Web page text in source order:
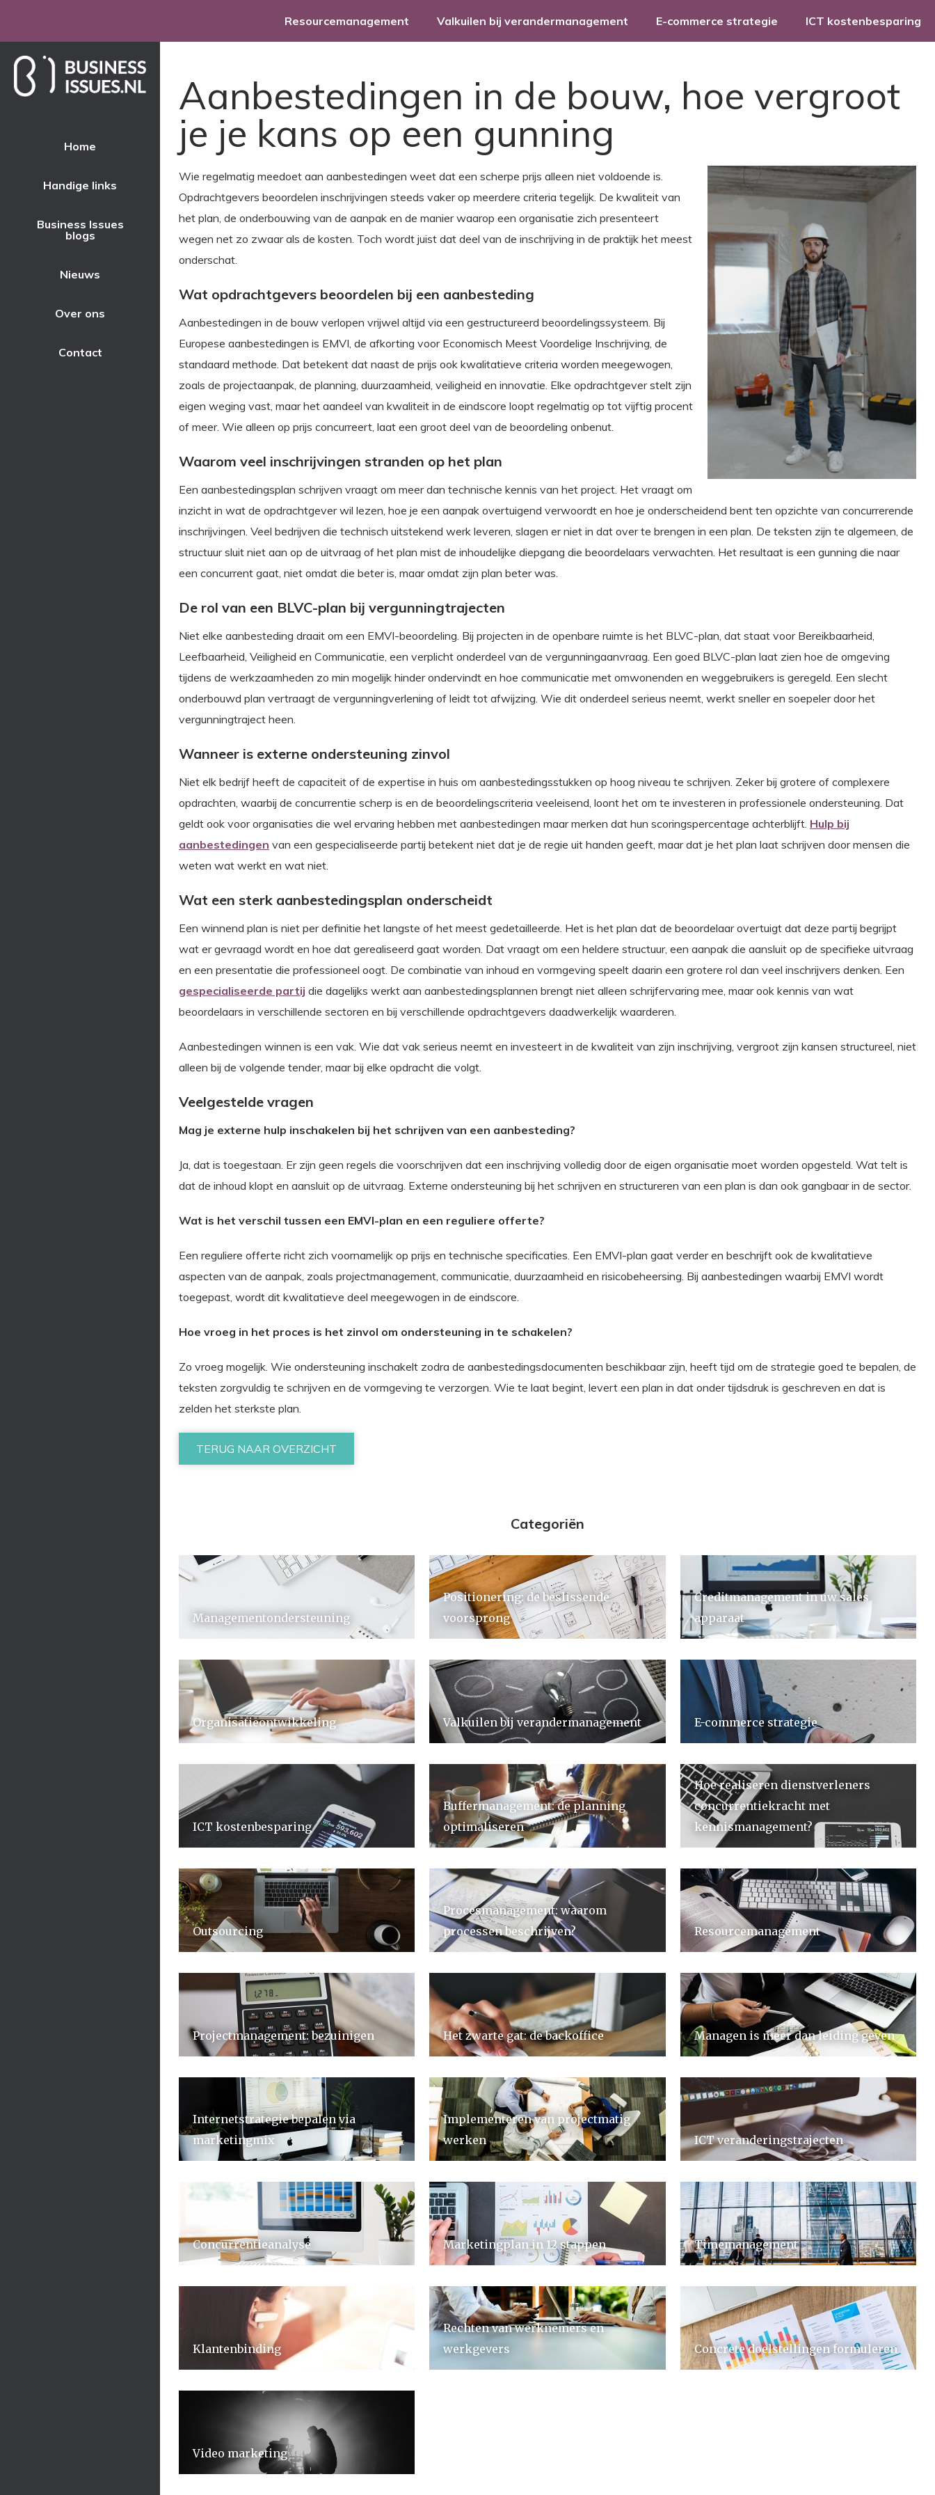
Resourcemanagement Valkuilen bij verandermanagement E-commerce strategie ICT kostenbesparing
Home
Handige links
Business Issues
blogs
Nieuws
Over ons
Contact
Aanbestedingen in de bouw, hoe vergroot
je je kans op een gunning
Wie regelmatig meedoet aan aanbestedingen weet dat een scherpe prijs alleen niet voldoende is.
Opdrachtgevers beoordelen inschrijvingen steeds vaker op meerdere criteria tegelijk. De kwaliteit van
het plan, de onderbouwing van de aanpak en de manier waarop een organisatie zich presenteert
wegen net zo zwaar als de kosten. Toch wordt juist dat deel van de inschrijving in de praktijk het meest
onderschat.
Wat opdrachtgevers beoordelen bij een aanbesteding
Aanbestedingen in de bouw verlopen vrijwel altijd via een gestructureerd beoordelingssysteem. Bij
Europese aanbestedingen is EMVI, de afkorting voor Economisch Meest Voordelige Inschrijving, de
standaard methode. Dat betekent dat naast de prijs ook kwalitatieve criteria worden meegewogen,
zoals de projectaanpak, de planning, duurzaamheid, veiligheid en innovatie. Elke opdrachtgever stelt zijn
eigen weging vast, maar het aandeel van kwaliteit in de eindscore loopt regelmatig op tot vijftig procent
of meer. Wie alleen op prijs concurreert, laat een groot deel van de beoordeling onbenut.
Waarom veel inschrijvingen stranden op het plan
Een aanbestedingsplan schrijven vraagt om meer dan technische kennis van het project. Het vraagt om
inzicht in wat de opdrachtgever wil lezen, hoe je een aanpak overtuigend verwoordt en hoe je onderscheidend bent ten opzichte van concurrerende
inschrijvingen. Veel bedrijven die technisch uitstekend werk leveren, slagen er niet in dat over te brengen in een plan. De teksten zijn te algemeen, de
structuur sluit niet aan op de uitvraag of het plan mist de inhoudelijke diepgang die beoordelaars verwachten. Het resultaat is een gunning die naar
een concurrent gaat, niet omdat die beter is, maar omdat zijn plan beter was.
De rol van een BLVC-plan bij vergunningtrajecten
Niet elke aanbesteding draait om een EMVI-beoordeling. Bij projecten in de openbare ruimte is het BLVC-plan, dat staat voor Bereikbaarheid,
Leefbaarheid, Veiligheid en Communicatie, een verplicht onderdeel van de vergunningaanvraag. Een goed BLVC-plan laat zien hoe de omgeving
tijdens de werkzaamheden zo min mogelijk hinder ondervindt en hoe communicatie met omwonenden en weggebruikers is geregeld. Een slecht
onderbouwd plan vertraagt de vergunningverlening of leidt tot afwijzing. Wie dit onderdeel serieus neemt, werkt sneller en soepeler door het
vergunningtraject heen.
Wanneer is externe ondersteuning zinvol
Niet elk bedrijf heeft de capaciteit of de expertise in huis om aanbestedingsstukken op hoog niveau te schrijven. Zeker bij grotere of complexere
opdrachten, waarbij de concurrentie scherp is en de beoordelingscriteria veeleisend, loont het om te investeren in professionele ondersteuning. Dat
geldt ook voor organisaties die wel ervaring hebben met aanbestedingen maar merken dat hun scoringspercentage achterblijft. Hulp bij
aanbestedingen van een gespecialiseerde partij betekent niet dat je de regie uit handen geeft, maar dat je het plan laat schrijven door mensen die
weten wat werkt en wat niet.
Wat een sterk aanbestedingsplan onderscheidt
Een winnend plan is niet per definitie het langste of het meest gedetailleerde. Het is het plan dat de beoordelaar overtuigt dat deze partij begrijpt
wat er gevraagd wordt en hoe dat gerealiseerd gaat worden. Dat vraagt om een heldere structuur, een aanpak die aansluit op de specifieke uitvraag
en een presentatie die professioneel oogt. De combinatie van inhoud en vormgeving speelt daarin een grotere rol dan veel inschrijvers denken. Een
gespecialiseerde partij die dagelijks werkt aan aanbestedingsplannen brengt niet alleen schrijfervaring mee, maar ook kennis van wat
beoordelaars in verschillende sectoren en bij verschillende opdrachtgevers daadwerkelijk waarderen.
Aanbestedingen winnen is een vak. Wie dat vak serieus neemt en investeert in de kwaliteit van zijn inschrijving, vergroot zijn kansen structureel, niet
alleen bij de volgende tender, maar bij elke opdracht die volgt.
Veelgestelde vragen
Mag je externe hulp inschakelen bij het schrijven van een aanbesteding?
Ja, dat is toegestaan. Er zijn geen regels die voorschrijven dat een inschrijving volledig door de eigen organisatie moet worden opgesteld. Wat telt is
dat de inhoud klopt en aansluit op de uitvraag. Externe ondersteuning bij het schrijven en structureren van een plan is dan ook gangbaar in de sector.
Wat is het verschil tussen een EMVI-plan en een reguliere offerte?
Een reguliere offerte richt zich voornamelijk op prijs en technische specificaties. Een EMVI-plan gaat verder en beschrijft ook de kwalitatieve
aspecten van de aanpak, zoals projectmanagement, communicatie, duurzaamheid en risicobeheersing. Bij aanbestedingen waarbij EMVI wordt
toegepast, wordt dit kwalitatieve deel meegewogen in de eindscore.
Hoe vroeg in het proces is het zinvol om ondersteuning in te schakelen?
Zo vroeg mogelijk. Wie ondersteuning inschakelt zodra de aanbestedingsdocumenten beschikbaar zijn, heeft tijd om de strategie goed te bepalen, de
teksten zorgvuldig te schrijven en de vormgeving te verzorgen. Wie te laat begint, levert een plan in dat onder tijdsdruk is geschreven en dat is
zelden het sterkste plan.
TERUG NAAR OVERZICHT
Categoriën
Managementondersteuning
Positionering: de beslissende
voorsprong
Creditmanagement in uw sales
apparaat
Organisatieontwikkeling Valkuilen bij verandermanagement E-commerce strategie
ICT kostenbesparing
Buffermanagement: de planning
optimaliseren
Hoe realiseren dienstverleners
concurrentiekracht met
kennismanagement?
Outsourcing
Procesmanagement: waarom
processen beschrijven?
Resourcemanagement
Projectmanagement: bezuinigen Het zwarte gat: de backoffice Managen is meer dan leiding geven
Internetstrategie bepalen via
marketingmix
Implementeren van projectmatig
werken
ICT veranderingstrajecten
Concurrentieanalyse Marketingplan in 12 stappen Timemanagement
Klantenbinding
Rechten van werknemers en
werkgevers
Concrete doelstellingen formuleren
Video marketing